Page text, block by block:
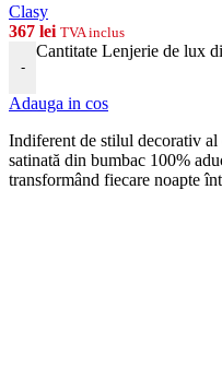
Clasy
367 lei TVA inclus
-
Cantitate Lenjerie de lux
Adauga in cos
Indiferent de stilul decorativ al
satinată din bumbac 100%
transformând fiecare noapte